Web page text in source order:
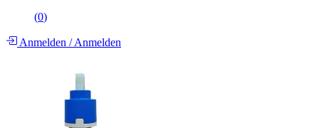
(0)
Anmelden /Anmelden